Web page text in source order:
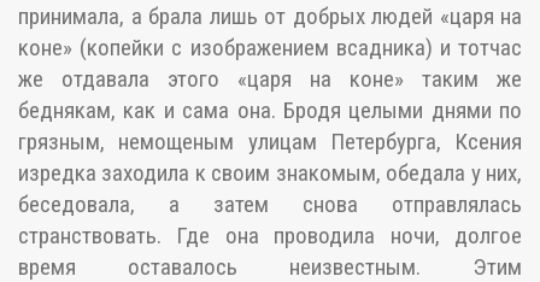
принимала, а брала лишь от добрых людей «царя на
коне» (копейки с изображением всадника) и тотчас
же отдавала этого «царя на коне» таким же
беднякам, как и сама она. Бродя целыми днями по
грязным, немощеным улицам Петербурга, Ксения
изредка заходила к своим знакомым, обедала у них,
беседовала, а затем снова отправлялась
странствовать. Где она проводила ночи, долгое
время оставалось неизвестным. Этим